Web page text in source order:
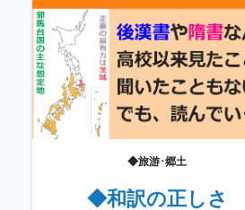
◆旅游･郷土
◆和訳の正しさ